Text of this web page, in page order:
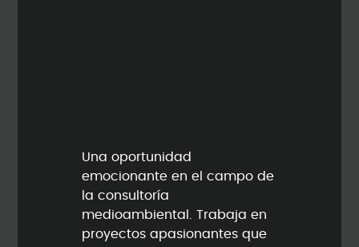
Una oportunidad
emocionante en el campo de
la consultoría
medioambiental. Trabaja en
proyectos apasionantes que